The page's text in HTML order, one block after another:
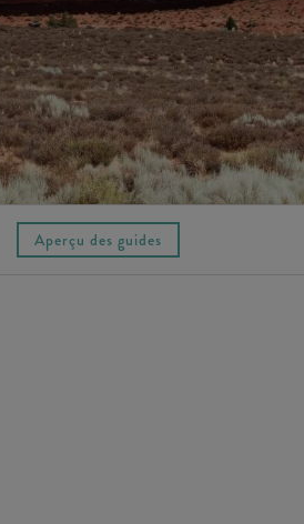
Aperçu des guides